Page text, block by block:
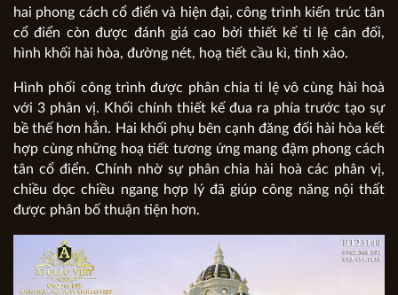
hai phong cách cổ điển và hiện đại, công trình kiến trúc tân
cổ điển còn được đánh giá cao bởi thiết kế tỉ lệ cân đối,
hình khối hài hòa, đường nét, hoạ tiết cầu kì, tinh xảo.
Hình phối công trình được phân chia tỉ lệ vô cùng hài hoà
với 3 phân vị. Khối chính thiết kế đua ra phía trước tạo sự
bề thế hơn hẳn. Hai khối phụ bên cạnh đăng đối hài hòa kết
hợp cùng những hoạ tiết tương ứng mang đậm phong cách
tân cổ điển. Chính nhờ sự phân chia hài hoà các phân vị,
chiều dọc chiều ngang hợp lý đã giúp công năng nội thất
được phân bố thuận tiện hơn.